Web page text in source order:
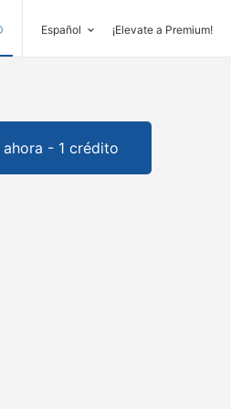
Español ¡Elevate a Premium!
ahora - 1 crédito